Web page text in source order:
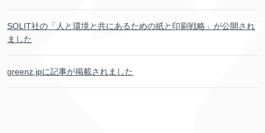
SOLIT社の「 人 と環境と共にあるための紙と 印刷戦略 」が公開 され
ました
greenz.jpに記事が掲載されました